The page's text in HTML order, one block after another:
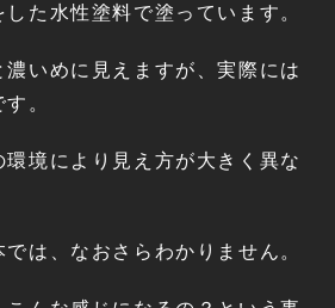
た水性塗料で塗っています。
いめに見えますが、実際には
。
境により見え方が大きく異な
は、なおさらわかりません。